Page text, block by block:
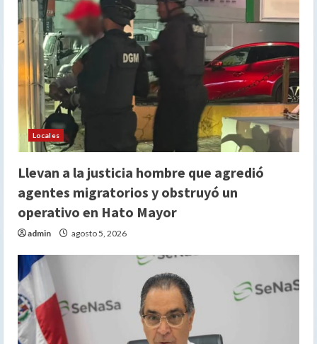
Locales
Llevan a la justicia hombre que agredió
agentes migratorios y obstruyó un
operativo en Hato Mayor
admin agosto 5, 2026